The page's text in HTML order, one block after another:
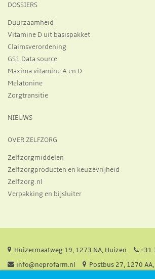
DOSSIERS
Duurzaamheid
Vitamine D uit basispakket
Claimsverordening
GS1 Data source
Maxima vitamine A en D
Melatonine
Zorgtransitie
NIEUWS
OVER ZELFZORG
Zelfzorgmiddelen
Zelfzorgproducten en keuzevrijheid
Zelfzorg.nl
Verpakking en bijsluiter
Huizermaatweg 19, 1273 NA, Huizen
+31
info@neprofarm.nl
Postbus 27, 1270